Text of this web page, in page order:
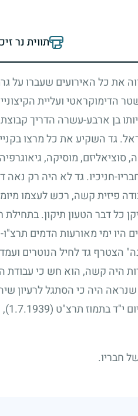
תווית נר
את כל האירועים שעברו
ועליית
בן ארבע-עשרה הדריך
גד השקיע את כל מרצו
מוסיקה,
חניכיו. גד לא היה רק
קשה, רכש לעצמו
כל דבר הטעון תיקון. בתחילת
ימי מאורעות הדמים
הצטרף גד לחיל הנוטרים
היה קשה, הוא חש כי עבודת
היה כי הסתגל לרעיון
י"ד בתמוז תרצ"ט (1.7.1939)
,
חבריו.